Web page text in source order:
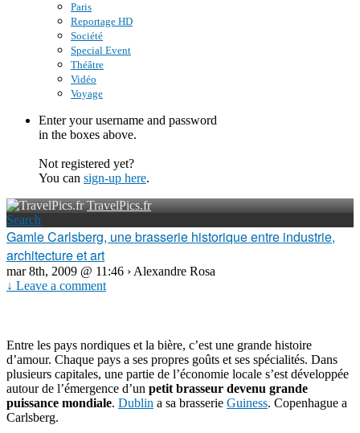
Paris
Reportage HD
Société
Special Event
Théâtre
Vidéo
Voyage
Enter your username and password
in the boxes above.
Not registered yet?
You can sign-up here.
TravelPics.fr
Search
Gamle Carlsberg, une brasserie historique entre industrie,
architecture et art
mar 8th, 2009 @ 11:46 › Alexandre Rosa
↓ Leave a comment
Entre les pays nordiques et la bière, c’est une grande histoire
d’amour. Chaque pays a ses propres goûts et ses spécialités. Dans
plusieurs capitales, une partie de l’économie locale s’est développée
autour de l’émergence d’un petit brasseur devenu grande
puissance mondiale. Dublin a sa brasserie Guiness. Copenhague a
Carlsberg.